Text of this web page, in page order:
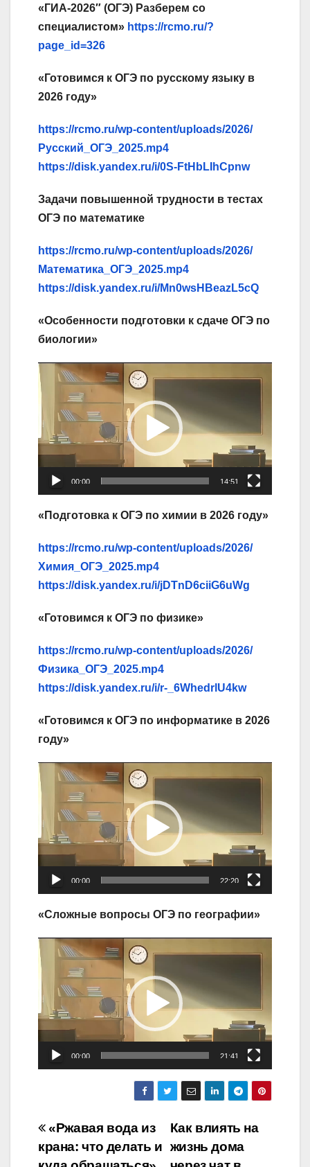
«ГИА-2026″ (ОГЭ) Разберем со
специалистом» https://rcmo.ru/?
page_id=326
«Готовимся к ОГЭ по русскому языку в
2026 году»
https://rcmo.ru/wp-content/uploads/2026/
Русский_ОГЭ_2025.mp4
https://disk.yandex.ru/i/0S-FtHbLIhCpnw
Задачи повышенной трудности в тестах
ОГЭ по математике
https://rcmo.ru/wp-content/uploads/2026/
Математика_ОГЭ_2025.mp4
https://disk.yandex.ru/i/Mn0wsHBeazL5cQ
«Особенности подготовки к сдаче ОГЭ по
биологии»
Видеоплеер
00:00 14:51
«Подготовка к ОГЭ по химии в 2026 году»
https://rcmo.ru/wp-content/uploads/2026/
Химия_ОГЭ_2025.mp4
https://disk.yandex.ru/i/jDTnD6ciiG6uWg
«Готовимся к ОГЭ по физике»
https://rcmo.ru/wp-content/uploads/2026/
Физика_ОГЭ_2025.mp4
https://disk.yandex.ru/i/r-_6WhedrlU4kw
«Готовимся к ОГЭ по информатике в 2026
году»
Видеоплеер
00:00 22:20
«Сложные вопросы ОГЭ по географии»
Видеоплеер
00:00 21:41
Навигация
по
Как влиять на
жизнь дома
«Ржавая вода из
крана: что делать и